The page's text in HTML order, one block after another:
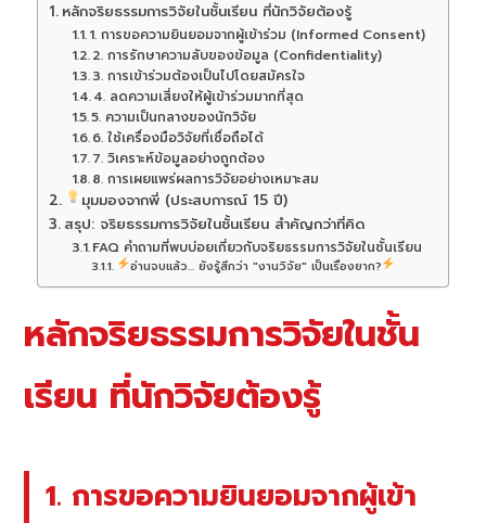
หลักจริยธรรมการวิจัยในชั้นเรียน ที่นักวิจัยต้องรู้
1. การขอความยินยอมจากผู้เข้าร่วม (Informed Consent)
2. การรักษาความลับของข้อมูล (Confidentiality)
3. การเข้าร่วมต้องเป็นไปโดยสมัครใจ
4. ลดความเสี่ยงให้ผู้เข้าร่วมมากที่สุด
5. ความเป็นกลางของนักวิจัย
6. ใช้เครื่องมือวิจัยที่เชื่อถือได้
7. วิเคราะห์ข้อมูลอย่างถูกต้อง
8. การเผยแพร่ผลการวิจัยอย่างเหมาะสม
มุมมองจากพี่ (ประสบการณ์ 15 ปี)
สรุป: จริยธรรมการวิจัยในชั้นเรียน สำคัญกว่าที่คิด
FAQ คำถามที่พบบ่อยเกี่ยวกับจริยธรรมการวิจัยในชั้นเรียน
อ่านจบแล้ว... ยังรู้สึกว่า "งานวิจัย" เป็นเรื่องยาก?
หลักจริยธรรมการวิจัยในชั้น
เรียน ที่นักวิจัยต้องรู้
1. การขอความยินยอมจากผู้เข้า